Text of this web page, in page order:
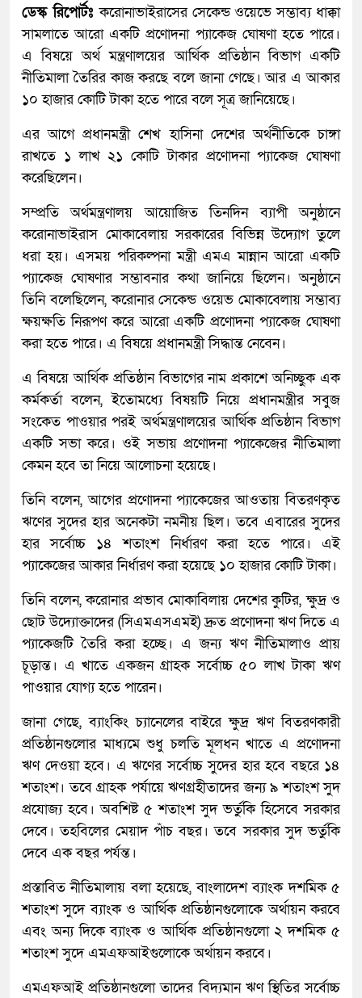
ডেস্ক রিপোর্টঃকরোনাভাইরাসের সেকেন্ড ওয়েভে সম্ভাব্য ধাক্কা
সামলাতে আরো একটি প্রণোদনা প্যাকেজ ঘোষণা হতে পারে।
এ বিষয়ে অর্থ মন্ত্রণালয়ের আর্থিক প্রতিষ্ঠান বিভাগ একটি
নীতিমালা তৈরির কাজ করছে বলে জানা গেছে। আর এ আকার
১০ হাজার কোটি টাকা হতে পারে বলে সূত্র জানিয়েছে।
এর আগে প্রধানমন্ত্রী শেখ হাসিনা দেশের অর্থনীতিকে চাঙ্গা
রাখতে ১ লাখ ২১ কোটি টাকার প্রণোদনা প্যাকেজ ঘোষণা
করেছিলেন।
সম্প্রতি অর্থমন্ত্রণালয় আয়োজিত তিনদিন ব্যাপী অনুষ্ঠানে
করোনাভাইরাস মোকাবেলায় সরকারের বিভিন্ন উদ্যোগ তুলে
ধরা হয়। এসময় পরিকল্পনা মন্ত্রী এমএ মান্নান আরো একটি
প্যাকেজ ঘোষণার সম্ভাবনার কথা জানিয়ে ছিলেন। অনুষ্ঠানে
তিনি বলেছিলেন, করোনার সেকেন্ড ওয়েভ মোকাবেলায় সম্ভাব্য
ক্ষয়ক্ষতি নিরূপণ করে আরো একটি প্রণোদনা প্যাকেজ ঘোষণা
করা হতে পারে। এ বিষয়ে প্রধানমন্ত্রী সিদ্ধান্ত নেবেন।
এ বিষয়ে আর্থিক প্রতিষ্ঠান বিভাগের নাম প্রকাশে অনিচ্ছুক এক
কর্মকর্তা বলেন, ইতোমধ্যে বিষয়টি নিয়ে প্রধানমন্ত্রীর সবুজ
সংকেত পাওয়ার পরই অর্থমন্ত্রণালয়ের আর্থিক প্রতিষ্ঠান বিভাগ
একটি সভা করে। ওই সভায় প্রণোদনা প্যাকেজের নীতিমালা
কেমন হবে তা নিয়ে আলোচনা হয়েছে।
তিনি বলেন, আগের প্রণোদনা প্যাকেজের আওতায় বিতরণকৃত
ঋণের সুদের হার অনেকটা নমনীয় ছিল। তবে এবারের সুদের
হার সর্বোচ্চ ১৪ শতাংশ নির্ধারণ করা হতে পারে। এই
প্যাকেজের আকার নির্ধারণ করা হয়েছে ১০ হাজার কোটি টাকা।
তিনি বলেন, করোনার প্রভাব মোকাবিলায় দেশের কুটির, ক্ষুদ্র ও
ছোট উদ্যোক্তাদের (সিএমএসএমই) দ্রুত প্রণোদনা ঋণ দিতে এ
প্যাকেজটি তৈরি করা হচ্ছে। এ জন্য ঋণ নীতিমালাও প্রায়
চূড়ান্ত। এ খাতে একজন গ্রাহক সর্বোচ্চ ৫০ লাখ টাকা ঋণ
পাওয়ার যোগ্য হতে পারেন।
জানা গেছে, ব্যাংকিং চ্যানেলের বাইরে ক্ষুদ্র ঋণ বিতরণকারী
প্রতিষ্ঠানগুলোর মাধ্যমে শুধু চলতি মূলধন খাতে এ প্রণোদনা
ঋণ দেওয়া হবে। এ ঋণের সর্বোচ্চ সুদের হার হবে বছরে ১৪
শতাংশ। তবে গ্রাহক পর্যায়ে ঋণগ্রহীতাদের জন্য ৯ শতাংশ সুদ
প্রযোজ্য হবে। অবশিষ্ট ৫ শতাংশ সুদ ভর্তুকি হিসেবে সরকার
দেবে। তহবিলের মেয়াদ পাঁচ বছর। তবে সরকার সুদ ভর্তুকি
দেবে এক বছর পর্যন্ত।
প্রস্তাবিত নীতিমালায় বলা হয়েছে, বাংলাদেশ ব্যাংক দশমিক ৫
শতাংশ সুদে ব্যাংক ও আর্থিক প্রতিষ্ঠানগুলোকে অর্থায়ন করবে
এবং অন্য দিকে ব্যাংক ও আর্থিক প্রতিষ্ঠানগুলো ২ দশমিক ৫
শতাংশ সুদে এমএফআইগুলোকে অর্থায়ন করবে।
এমএফআই প্রতিষ্ঠানগুলো তাদের বিদ্যমান ঋণ স্থিতির সর্বোচ্চ